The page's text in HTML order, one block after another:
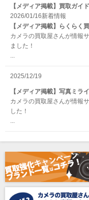
Argus （アーガス）
ARNUVO（アルヌボ）
ARTISAN&ARTIST (ア
Aska（アスカ/飛鳥）
ATOMOS（アトモス）
erg（エルグ）
AVENON（アベノン）
Awagami Factory（アワ
Belkin（ベルキン）
Bencini（ベンチーニ）
BENRO（ベンロ）
【メディア掲載】買取ガイ
2026/01/16新着情報
【メディア掲載】らくらく
カメラの買取屋さんが情報
ました！
2025/12/19
【メディア掲載】写真ミラ
カメラの買取屋さんが情報
した！